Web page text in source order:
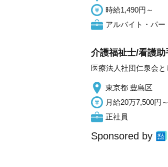
時給1,490円～
アルバイト・パー
介護福祉士/看護
医療法人社団仁泉会
東京都 豊島区
月給20万7,500円
正社員
Sponsored by